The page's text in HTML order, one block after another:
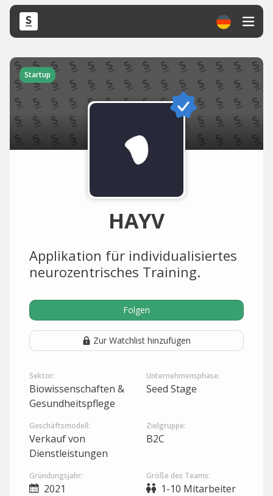
Startup
HAYV
Applikation für individualisiertes
neurozentrisches Training.
Folgen
Zur Watchlist hinzufügen
Sektor:
Biowissenschaften &
Gesundheitspflege
Unternehmensphase:
Seed Stage
Geschäftsmodell:
Verkauf von
Dienstleistungen
Zielgruppe:
B2C
Gründungsjahr:
2021
Größe des Teams:
1-10 Mitarbeiter